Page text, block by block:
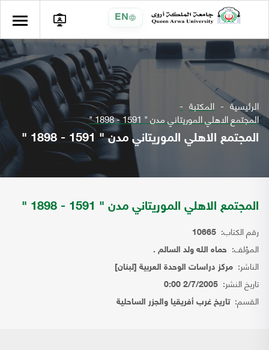
EN
الرئيسية المكتبة
المجتمع الاهلي الموريتاني مدن " 1591 - 1898 "
المجتمع الاهلي الموريتاني مدن " 1591 - 1898 "
المجتمع الاهلي الموريتاني مدن " 1591 - 1898 "
رقم الكتاب: 10665
المؤلف: حماه الله ولد السالم .
الناشر: مركز دراسات الوحدة العربية [لبنان]
تاريخ النشر: 2/7/2005 0:00
القسم:تاريخ غرب أفريقيا والجزر الساحلية